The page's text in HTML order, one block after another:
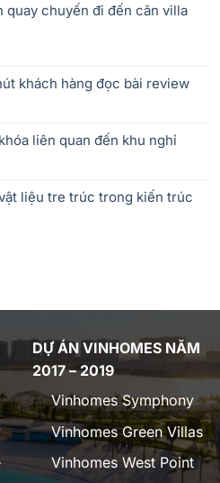
quay chuyến đi đến căn villa
khách hàng đọc bài review
liên quan đến khu nghỉ
liệu tre trúc trong kiến trúc
DỰ ÁN VINHOMES NĂM
2017 – 2019
Vinhomes Symphony
Vinhomes Green Villas
Vinhomes West Point